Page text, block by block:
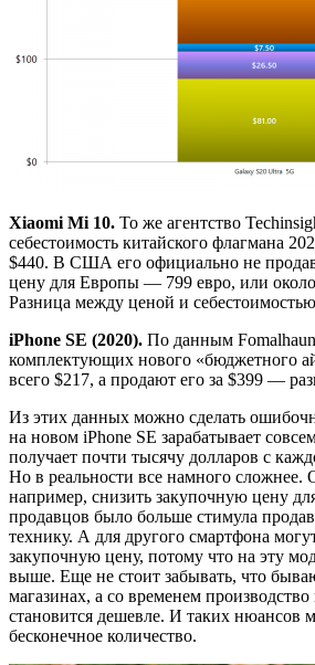
Xiaomi Mi 10. То же агентство
себестоимость китайского флагмана
$440. В США его официально не
цену для Европы — 799 евро, или около
Разница между ценой и
iPhone SE (2020). По данным
комплектующих нового «бюджетного
всего $217, а продают его за $399 —
Из этих данных можно сделать
на новом iPhone SE зарабатывает
получает почти тысячу долларов с
Но в реальности все намного сложнее.
например, снизить закупочную цену
продавцов было больше стимула
технику. А для другого смартфона
закупочную цену, потому что на эту
выше. Еще не стоит забывать, что
магазинах, а со временем производство
становится дешевле. И таких нюансов
бесконечное количество.